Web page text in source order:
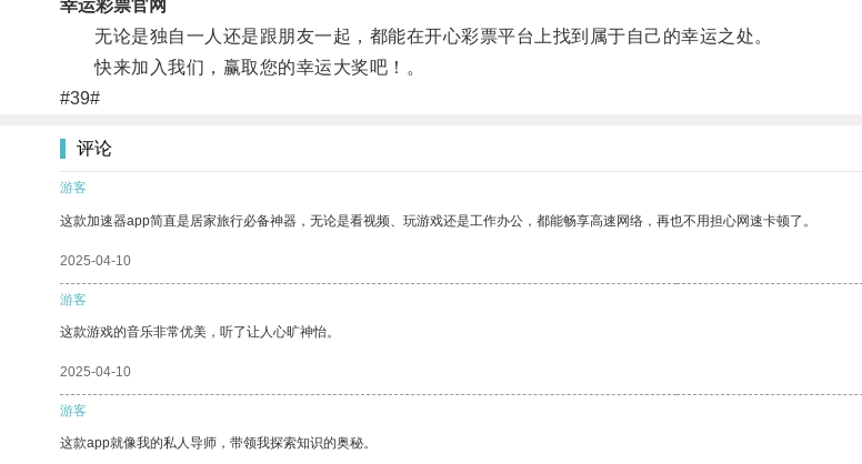
幸运彩票官网
无论是独自一人还是跟朋友一起，都能在开心彩票平台上找到属于自己的幸运之处。
快来加入我们，赢取您的幸运大奖吧！。
#39#
评论
游客
这款加速器app简直是居家旅行必备神器，无论是看视频、玩游戏还是工作办公，都能畅享高速网络，再也不用担心网速卡顿了。
2025-04-10
游客
这款游戏的音乐非常优美，听了让人心旷神怡。
2025-04-10
游客
这款app就像我的私人导师，带领我探索知识的奥秘。